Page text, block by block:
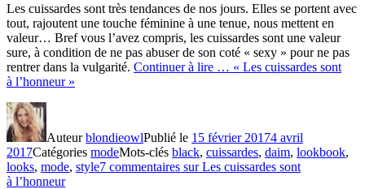
Les cuissardes sont très tendances de nos jours. Elles se portent avec
tout, rajoutent une touche féminine à une tenue, nous mettent en
valeur… Bref vous l’avez compris, les cuissardes sont une valeur
sure, à condition de ne pas abuser de son coté « sexy » pour ne pas
rentrer dans la vulgarité. Continuer à lire … « Les cuissardes sont
à l’honneur »
AuteurblondieowlPublié le 15 février 20174 avril
2017Catégories modeMots-clés black, cuissardes, daim, lookbook,
looks, mode, style7 commentaires sur Les cuissardes sont
à l’honneur